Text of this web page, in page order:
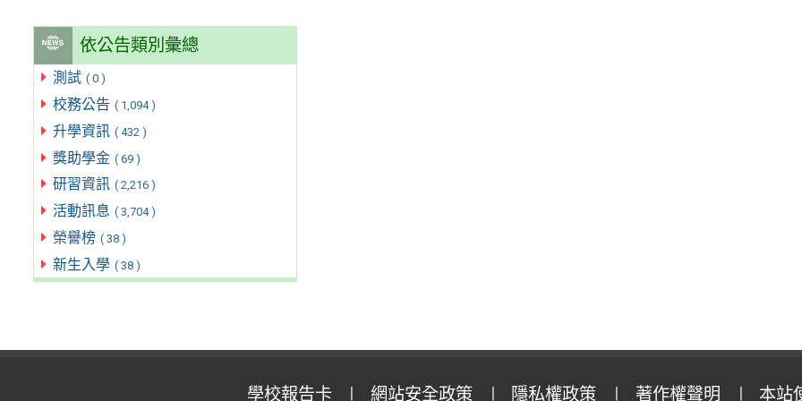
依公告類別彙總
測試 ( 0 )
校務公告 ( 1,094 )
升學資訊 ( 432 )
獎助學金 ( 69 )
研習資訊 ( 2,216 )
活動訊息 ( 3,704 )
榮譽榜 ( 38 )
新生入學 ( 38 )
學校報告卡 網站安全政策 隱私權政策 著作權聲明 本站